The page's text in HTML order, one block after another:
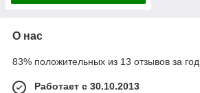
О нас
83% положительных из 13 отзывов за год
Работает с 30.10.2013